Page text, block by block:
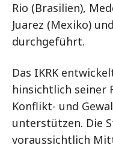
Rio (Brasilien),
Juarez (Mexiko)
durchgeführt.
Das IKRK
hinsichtlich seiner
Konflikt- und
unterstützen. Die
voraussichtlich